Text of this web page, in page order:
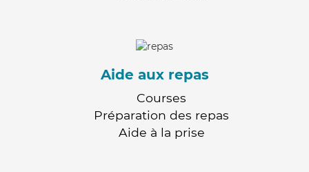
Aide aux repas
Courses
Préparation des repas
Aide à la prise